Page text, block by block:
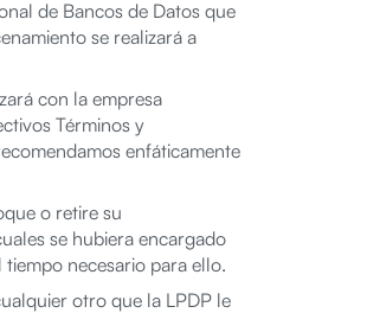
de Bancos de Datos que
se realizará a
con la empresa
Términos y
enfáticamente
o retire su
se hubiera encargado
necesario para ello.
otro que la LPDP le